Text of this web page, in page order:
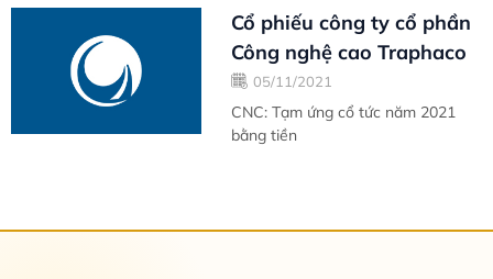
Cổ phiếu công ty cổ phần
Công nghệ cao Traphaco
05/11/2021
CNC: Tạm ứng cổ tức năm 2021
bằng tiền